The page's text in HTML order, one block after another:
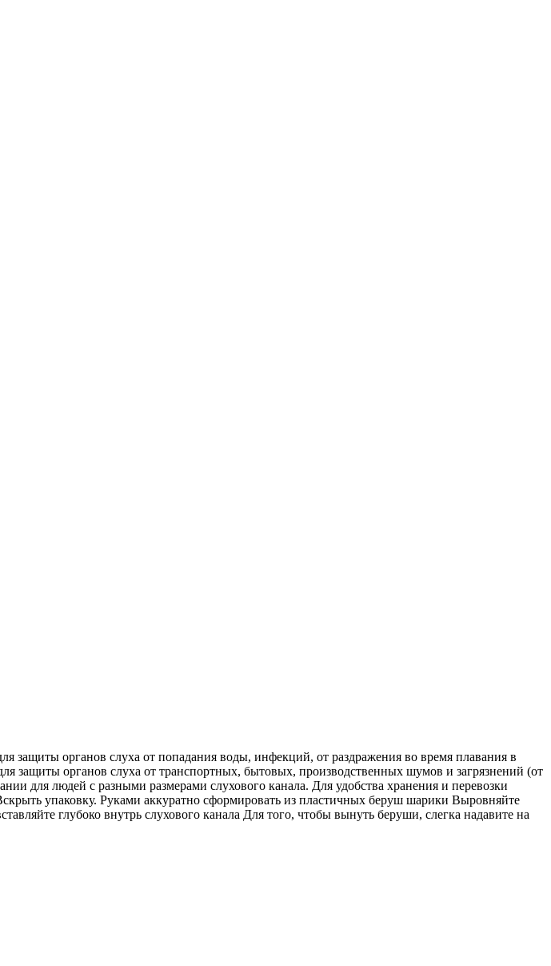
защиты органов слуха от попадания воды, инфекций, от раздражения во время плавания в
защиты органов слуха от транспортных, бытовых, производственных шумов и загрязнений (от
для людей с разными размерами слухового канала. Для удобства хранения и перевозки
упаковку. Руками аккуратно сформировать из пластичных беруш шарики Выровняйте
глубоко внутрь слухового канала Для того, чтобы вынуть беруши, слегка надавите на